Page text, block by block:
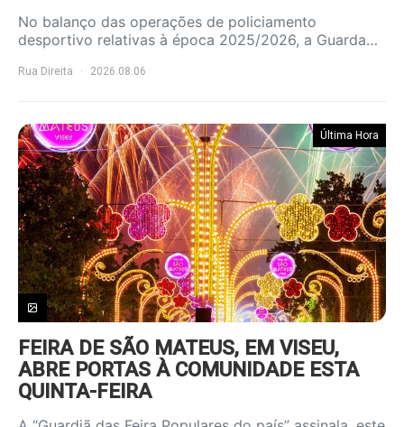
No balanço das operações de policiamento
desportivo relativas à época 2025/2026, a Guarda…
Rua Direita 2026.08.06
Última Hora
FEIRA DE SÃO MATEUS, EM VISEU,
ABRE PORTAS À COMUNIDADE ESTA
QUINTA-FEIRA